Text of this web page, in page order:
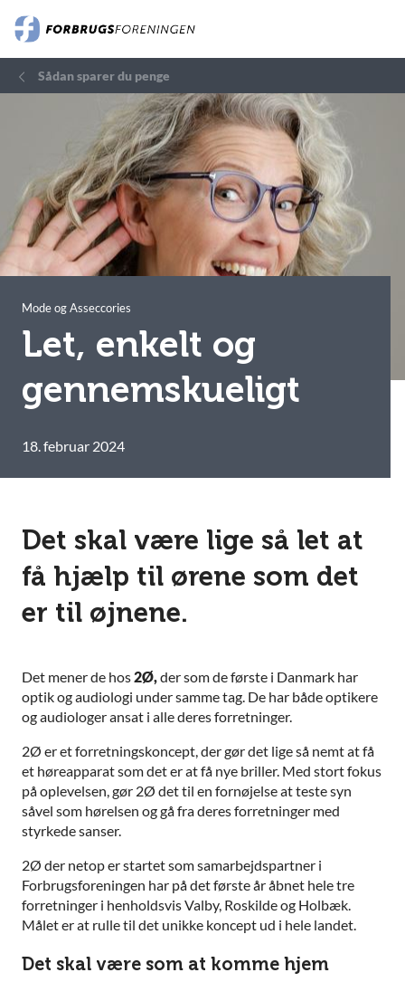
Sådan sparer du penge
Mode og Asseccories
Let, enkelt og
gennemskueligt
18. februar 2024
Det skal være lige så let at
få hjælp til ørene som det
er til øjnene.
Det mener de hos2Ø,der som de første i Danmark har
optik og audiologi under samme tag. De har både optikere
og audiologer ansat i alle deres forretninger.
2Ø er et forretningskoncept, der gør det lige så nemt at få
et høreapparat som det er at få nye briller. Med stort fokus
på oplevelsen, gør 2Ø det til en fornøjelse at teste syn
såvel som hørelsen og gå fra deres forretninger med
styrkede sanser.
2Ø der netop er startet som samarbejdspartner i
Forbrugsforeningen har på det første år åbnet hele tre
forretninger i henholdsvis Valby, Roskilde og Holbæk.
Målet er at rulle til det unikke koncept ud i hele landet.
Det skal være som at komme hjem